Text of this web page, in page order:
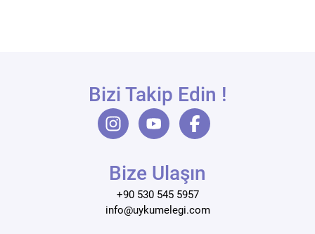
Bizi Takip Edin !
Bize Ulaşın
+90 530 545 5957
info@uykumelegi.com